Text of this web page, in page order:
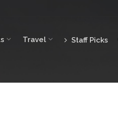
Travel Staff Picks